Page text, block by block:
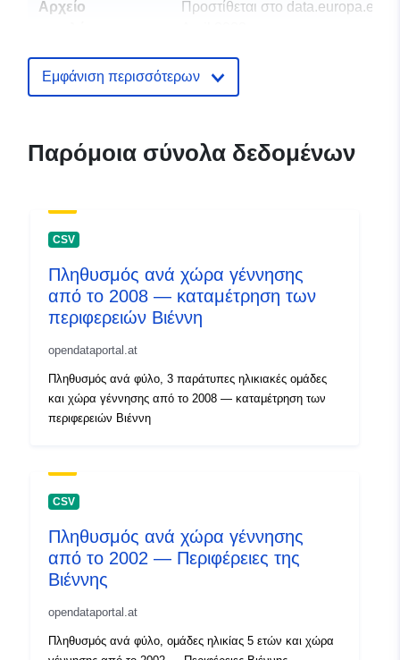
Αρχείο
Προστίθεται στο data.europa.eu:
06 March 2026
zbz-pop-sex-agr3-stk-cob-geoat3-
2008f
Εμφάνιση περισσότερων
Παρόμοια σύνολα δεδομένων
CSV
Πληθυσμός ανά χώρα γέννησης
από το 2008 — καταμέτρηση των
περιφερειών Βιέννη
opendataportal.at
Πληθυσμός ανά φύλο, 3 παράτυπες ηλικιακές ομάδες
και χώρα γέννησης από το 2008 — καταμέτρηση των
περιφερειών Βιέννη
CSV
Πληθυσμός ανά χώρα γέννησης
από το 2002 — Περιφέρειες της
Βιέννης
opendataportal.at
Πληθυσμός ανά φύλο, ομάδες ηλικίας 5 ετών και χώρα